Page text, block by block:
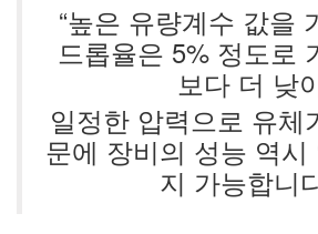
“높은 유량계수 값을
드롭율은 5% 정도로
보다 더 낮
일정한 압력으로 유체
문에 장비의 성능 역시
지 가능합니